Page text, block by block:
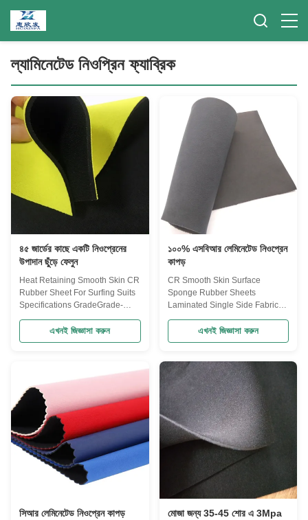
ল্যামিনেটেড নিওপ্রিন ফ্যাব্রিক
৪৫ জার্ডের কাছে একটি নিওপ্রেনের
উপাদান ছুঁড়ে ফেলুন
Heat Retaining Smooth Skin CR
Rubber Sheet For Surfing Suits
Specifications GradeGrade-
4Grade-5Neoprene
Spandex and
etc.Size50"*80"51"*130"51"*130"51"*130"51"*130"Thickness1mm-
50mmNeoprene
ColorBlackBlack, Water White,
BeigeFabric ColorAccording
customers' required color OR
our stock colorsFea
এখনই জিজ্ঞাসা করুন
১০০% এসবিআর লেমিনেটেড নিওপ্রেন
কাপড়
CR Smooth Skin Surface
Sponge Rubber Sheets
Laminated Single Side Fabric
vulcanizing press with high
quality silicone rubber and
is good performance of high
temperature resistant, aging
resistant, ozone resistant, heat
insulation, fuel oil resistance,
lubes resistance, no smell and
wear well, high compressibility
and low compression set over a
wide working temperature
range, good acoustic and
thermal insulation
এখনই জিজ্ঞাসা করুন
সিআর লেমিনেটেড নিওপ্রেন কাপড়
মোজা জন্য 35-45 শোর এ 3Mpa